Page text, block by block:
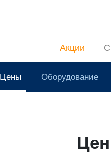
Акции
Цены Оборудование